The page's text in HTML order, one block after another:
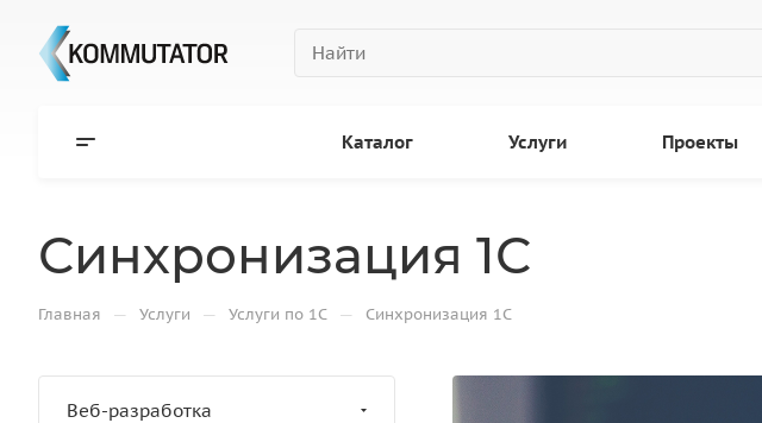
Каталог Услуги Проекты
Синхронизация 1С
Главная — Услуги — Услуги по 1С — Синхронизация 1С
Веб-разработка